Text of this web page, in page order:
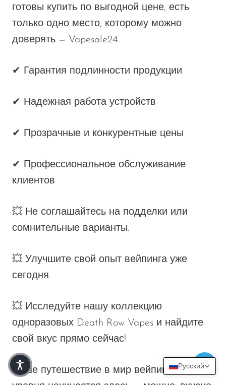
Русский
готовы купить по выгодной цене, есть
только одно место, которому можно
доверять — Vapesale24.
✔ Гарантия подлинности продукции
✔ Надежная работа устройств
✔ Прозрачные и конкурентные цены
✔ Профессиональное обслуживание
клиентов
💥 Не соглашайтесь на подделки или
сомнительные варианты.
💥 Улучшите свой опыт вейпинга уже
сегодня.
💥 Исследуйте нашу коллекцию
одноразовых Death Row Vapes и найдите
свой вкус прямо сейчас!
Ваше путешествие в мир вейпинга нового